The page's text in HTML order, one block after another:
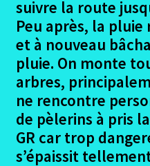
Compostilla –
Samos –
Castaneda –
Santiago –
suivre la route
Peu après, la
et à nouveau
pluie. On monte
arbres,
ne rencontre
de pèlerins à pris
GR car trop
s’épaissit